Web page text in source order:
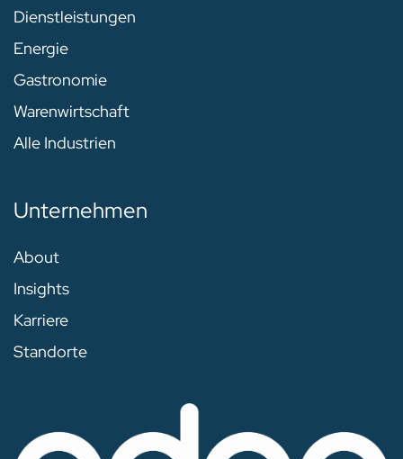
Dienstleistungen
Energie
Gastronomie
Warenwirtschaft
Alle Industrien
Unternehmen
About
Insights
Karriere
Standorte